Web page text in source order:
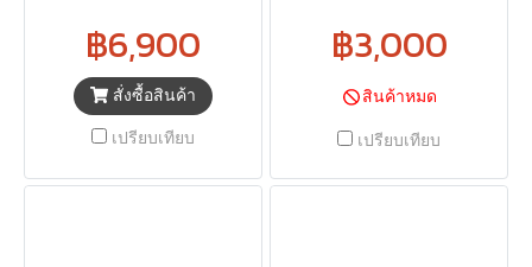
฿6,900
สั่งซื้อสินค้า
เปรียบเทียบ
฿3,000
สินค้าหมด
เปรียบเทียบ